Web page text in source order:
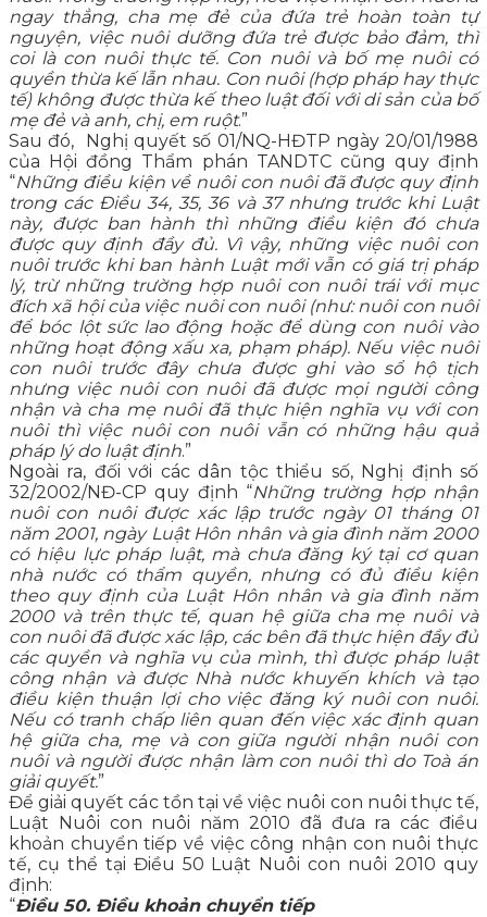
ngay thẳng, cha mẹ đẻ của đứa trẻ hoàn toàn tự
nguyện, việc nuôi dưỡng đứa trẻ được bảo đảm, thì
coi là con nuôi thực tế. Con nuôi và bố mẹ nuôi có
quyền thừa kế lẫn nhau. Con nuôi (hợp pháp hay thực
tế) không được thừa kế theo luật đối với di sản của bố
mẹ đẻ và anh, chị, em ruột.”
Sau đó, Nghị quyết số 01/NQ-HĐTP ngày 20/01/1988
của Hội đồng Thẩm phán TANDTC cũng quy định
“Những điều kiện về nuôi con nuôi đã được quy định
trong các Điều 34, 35, 36 và 37 nhưng trước khi Luật
này, được ban hành thì những điều kiện đó chưa
được quy định đầy đủ. Vì vậy, những việc nuôi con
nuôi trước khi ban hành Luật mới vẫn có giá trị pháp
lý, trừ những trường hợp nuôi con nuôi trái với mục
đích xã hội của việc nuôi con nuôi (như: nuôi con nuôi
để bóc lột sức lao động hoặc để dùng con nuôi vào
những hoạt động xấu xa, phạm pháp). Nếu việc nuôi
con nuôi trước đây chưa được ghi vào sổ hộ tịch
nhưng việc nuôi con nuôi đã được mọi người công
nhận và cha mẹ nuôi đã thực hiện nghĩa vụ với con
nuôi thì việc nuôi con nuôi vẫn có những hậu quả
pháp lý do luật định.”
Ngoài ra, đối với các dân tộc thiểu số, Nghị định số
32/2002/NĐ-CP quy định “Những trường hợp nhận
nuôi con nuôi được xác lập trước ngày 01 tháng 01
năm 2001, ngày Luật Hôn nhân và gia đình năm 2000
có hiệu lực pháp luật, mà chưa đăng ký tại cơ quan
nhà nước có thẩm quyền, nhưng có đủ điều kiện
theo quy định của Luật Hôn nhân và gia đình năm
2000 và trên thực tế, quan hệ giữa cha mẹ nuôi và
con nuôi đã được xác lập, các bên đã thực hiện đầy đủ
các quyền và nghĩa vụ của mình, thì được pháp luật
công nhận và được Nhà nước khuyến khích và tạo
điều kiện thuận lợi cho việc đăng ký nuôi con nuôi.
Nếu có tranh chấp liên quan đến việc xác định quan
hệ giữa cha, mẹ và con giữa người nhận nuôi con
nuôi và người được nhận làm con nuôi thì do Toà án
giải quyết.”
Để giải quyết các tồn tại về việc nuôi con nuôi thực tế,
Luật Nuôi con nuôi năm 2010 đã đưa ra các điều
khoản chuyển tiếp về việc công nhận con nuôi thực
tế, cụ thể tại Điều 50 Luật Nuôi con nuôi 2010 quy
định:
“Điều 50. Điều khoản chuyển tiếp